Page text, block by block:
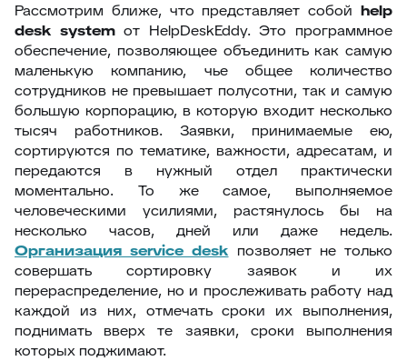
Рассмотрим ближе, что представляет собой help
desk systemот HelpDeskEddy. Это программное
обеспечение, позволяющее объединить как самую
маленькую компанию, чье общее количество
сотрудников не превышает полусотни, так и самую
большую корпорацию, в которую входит несколько
тысяч работников. Заявки, принимаемые ею,
сортируются по тематике, важности, адресатам, и
передаются в нужный отдел практически
моментально. То же самое, выполняемое
человеческими усилиями, растянулось бы на
несколько часов, дней или даже недель.
Организация service desk позволяет не только
совершать сортировку заявок и их
перераспределение, но и прослеживать работу над
каждой из них, отмечать сроки их выполнения,
поднимать вверх те заявки, сроки выполнения
которых поджимают.